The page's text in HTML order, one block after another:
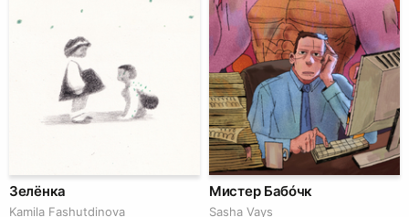
Зелёнка
Kamila Fashutdinova
Мистер Бабóчк
Sasha Vays